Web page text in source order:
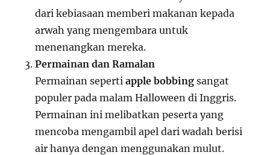
dari kebiasaan memberi makanan kepada
arwah yang mengembara untuk
menenangkan mereka.
Permainan dan Ramalan
Permainan sepertiapple bobbing sangat
populer pada malam Halloween di Inggris.
Permainan ini melibatkan peserta yang
mencoba mengambil apel dari wadah berisi
air hanya dengan menggunakan mulut.